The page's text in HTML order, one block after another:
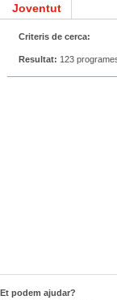
Joventut
Criteris de cerca:
Resultat: 123
Et podem ajudar?